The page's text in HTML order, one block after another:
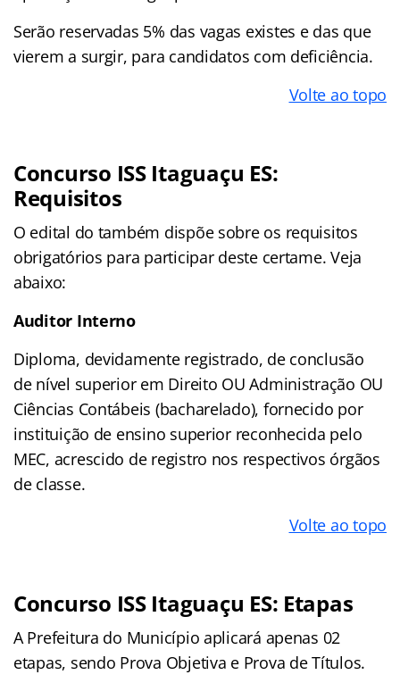
Serão reservadas 5% das vagas existes e das que
vierem a surgir, para candidatos com deficiência.
Volte ao topo
Concurso ISS Itaguaçu ES:
Requisitos
O edital do também dispõe sobre os requisitos
obrigatórios para participar deste certame. Veja
abaixo:
Auditor Interno
Diploma, devidamente registrado, de conclusão
de nível superior em Direito OU Administração OU
Ciências Contábeis (bacharelado), fornecido por
instituição de ensino superior reconhecida pelo
MEC, acrescido de registro nos respectivos órgãos
de classe.
Volte ao topo
Concurso ISS Itaguaçu ES: Etapas
A Prefeitura do Município aplicará apenas 02
etapas, sendo Prova Objetiva e Prova de Títulos.